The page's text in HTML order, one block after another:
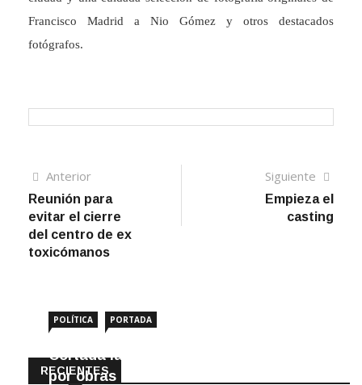
Francisco Madrid a Nio Gómez y otros destacados
fotógrafos.
Navegación
de
entradas
AnteriorArtículo
anterior
Reunión para
evitar el cierre
del centro de ex
toxicómanos
Siguiente
Empieza el
casting
RECIENTES
POLÍTICA PORTADA
Cortada la SE-9105 hacia La Montiela
por obras hasta final de año